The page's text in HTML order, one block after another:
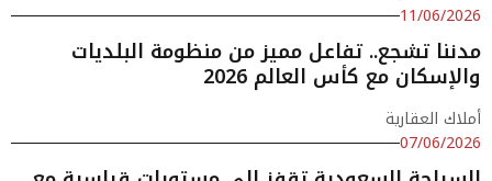
11/06/2026
مدننا تشجع.. تفاعل مميز من منظومة البلديات
والإسكان مع كأس العالم 2026
أملاك العقارية
07/06/2026